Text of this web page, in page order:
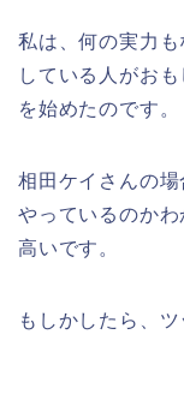
私は、何の実力
している人がお
を始めたのです。
相田ケイさんの
やっているのか
高いです。
もしかしたら、